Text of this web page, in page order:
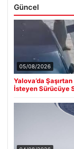
Güncel
05/08/2026
Yalova’da
İsteyen Sürücüye